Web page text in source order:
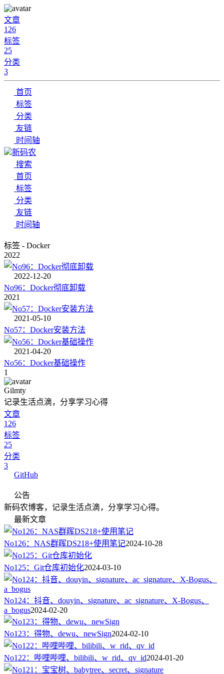
文章
126
标签
25
分类
3
首页
标签
分类
友链
时间轴
新码农
搜索
首页
标签
分类
友链
时间轴
标签 - Docker
2022
2022-12-20
No96：Docker彻底卸载
2021
2021-05-10
No57：Docker安装方法
2021-04-20
No56：Docker基础操作
1
Gilmty
记录生活点滴，分享学习心得
文章
126
标签
25
分类
3
GitHub
公告
新码农博客，记录生活点滴，分享学习心得。
最新文章
No126：NAS群晖DS218+使用笔记2024-10-28
No125：Git仓库初始化2024-03-10
No124：抖音、douyin、signature、ac_signature、X-Bogus、
a_bogus2024-02-20
No123：得物、dewu、newSign2024-02-10
No122：哔哩哔哩、bilibili、w_rid、qv_id2024-01-20